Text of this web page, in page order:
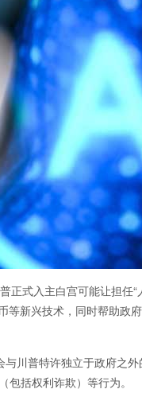
正式入主白宫可能让担任
等新兴技术，同时帮助政
与川普特许独立于政府之
包括权利诈欺）等行为。